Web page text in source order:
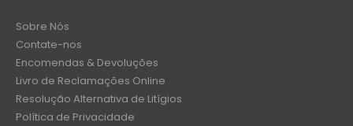
Sobre Nós
Contate-nos
Encomendas & Devoluções
Livro de Reclamações Online
Resolução Alternativa de Litígios
Política de Privacidade